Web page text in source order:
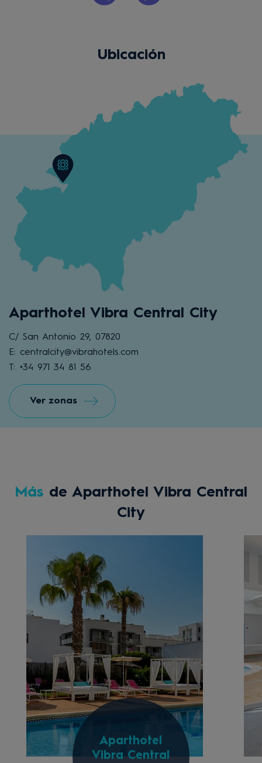
Ubicación
Aparthotel Vibra Central City
C/ San Antonio 29, 07820
E: centralcity@vibrahotels.com
T: +34 971 34 81 56
Ver zonas
Más de Aparthotel Vibra Central
City
Aparthotel
Vibra Central